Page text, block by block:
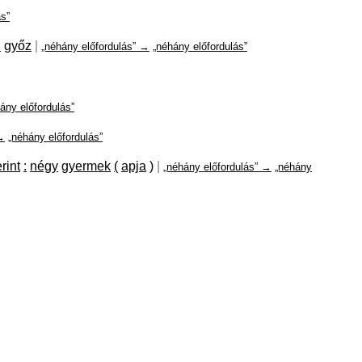
győz „néhány előfordulás” → „néhány előfordulás”
előfordulás”
„néhány előfordulás”
: négy gyermek ( apja ) „néhány előfordulás” → „néhány